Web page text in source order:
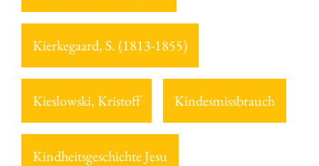
Kierkegaard, S. (1813-1855)
Kieslowski, Kristoff Kindesmissbrauch
Kindheitsgeschichte Jesu